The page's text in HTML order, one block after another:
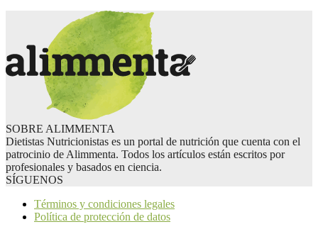
SOBRE ALIMMENTA
Dietistas Nutricionistas es un portal de nutrición que cuenta con el
patrocinio de Alimmenta. Todos los artículos están escritos por
profesionales y basados en ciencia.
SÍGUENOS
Términos y condiciones legales
Política de protección de datos